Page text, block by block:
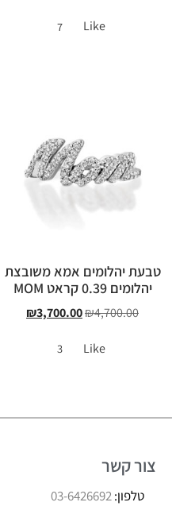
Like
7
טבעת יהלומים אמא משובצת
יהלומים 0.39 קראט MOM
₪4,700.00
₪3,700.00
Like
3
צור קשר
טלפון:03-6426692